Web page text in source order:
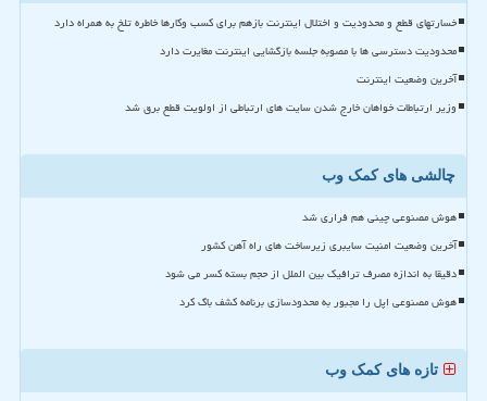
خسارتهای قطع و محدودیت و اختلال اینترنت بازهم برای کسب وکارها خاطره تلخ به همراه دارد
محدودیت دسترسی ها با مصوبه جلسه بازگشایی اینترنت مغایرت دارد
آخرین وضعیت اینترنت
وزیر ارتباطات خواهان خارج شدن سایت های ارتباطی از اولویت قطع برق شد
چالشی های کمک وب
هوش مصنوعی چینی هم فراری شد
آخرین وضعیت امنیت سایبری زیرساخت های راه آهن کشور
دقیقا به اندازه مصرف ترافیک بین الملل از حجم بسته کسر می شود
هوش مصنوعی اپل را مجبور به محدودسازی برنامه کشف باگ کرد
تازه های کمک وب